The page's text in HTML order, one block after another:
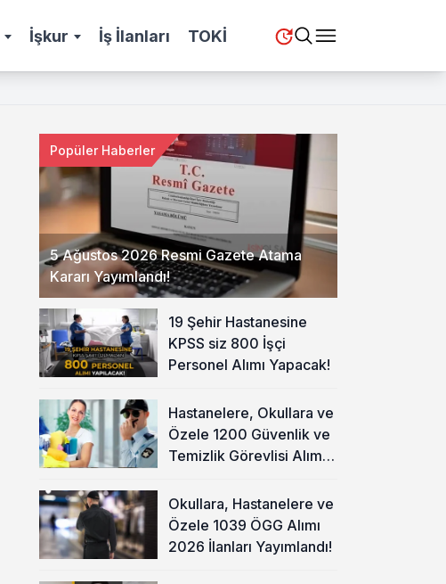
İşkur İş İlanları TOKİ
5 Ağustos 2026 Resmi Gazete Atama
Kararı Yayımlandı!
Popüler Haberler
19 Şehir Hastanesine
KPSS siz 800 İşçi
Personel Alımı Yapacak!
Hastanelere, Okullara ve
Özele 1200 Güvenlik ve
Temizlik Görevlisi Alımı
Okullara, Hastanelere ve
Özele 1039 ÖGG Alımı
2026 İlanları Yayımlandı!